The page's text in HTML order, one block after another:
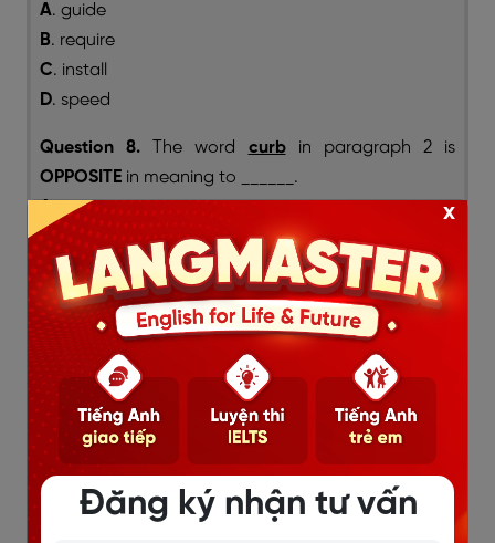
A. guide
B. require
C. install
D. speed
Question 8. The word curbin paragraph 2 is
OPPOSITE in meaning to ______.
. increase
B. monitor
C. reduce
D . limit
Question 9.The word
in paragraph 3 refers to
______.
A . week
. equipment
C
. zone
D
. dryness
Đăng ký nhận tư vấn
x